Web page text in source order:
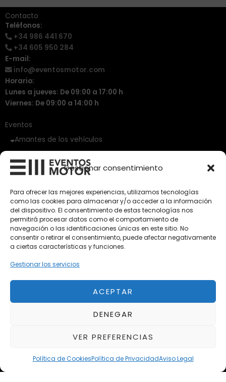
Gestionar consentimiento
Para ofrecer las mejores experiencias, utilizamos tecnologías
como las cookies para almacenar y/o acceder a la información
del dispositivo. El consentimiento de estas tecnologías nos
permitirá procesar datos como el comportamiento de
navegación o las identificaciones únicas en este sitio. No
consentir o retirar el consentimiento, puede afectar negativamente
a ciertas características y funciones.
Gestionar los servicios
ACEPTAR
DENEGAR
VER PREFERENCIAS
Política de CookiesPolítica de PrivacidadAviso Legal
e t
Contacto
Teléfonos:
+34 986 441 670
+34 605 950 284
E-mail:
info@eventosmotor.com
Horario:
Lunes a jueves: De 09:00 a 17:00 h
Viernes: De 09:00 a 14:00 h
Eventos
Amantes de los vehículos
Vehículos Clásicos
Vehículos de Ocasión
Próximos
Eclipse by SELECTO
Del 12/08/2026 al 12/08/2026
Del 02/10/2026 al 05/10/2026
Del 02/10/2026 al 05/10/2026